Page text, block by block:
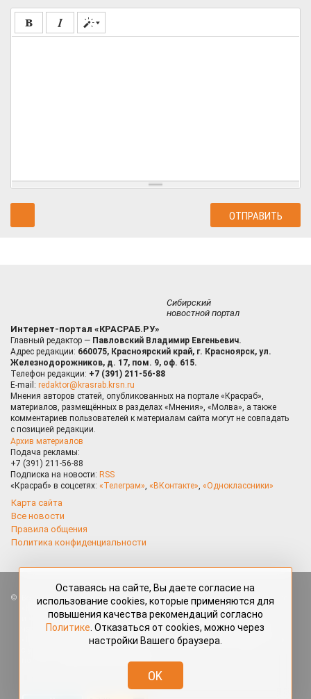
Сибирский
новостной портал
Интернет-портал «КРАСРАБ.РУ»
Главный редактор — Павловский Владимир Евгеньевич.
Адрес редакции: 660075, Красноярский край, г. Красноярск, ул.
Железнодорожников, д. 17, пом. 9, оф. 615.
Телефон редакции: +7 (391) 211-56-88
E-mail: redaktor@krasrab.krsn.ru
Мнения авторов статей, опубликованных на портале «Красраб»,
материалов, размещённых в разделах «Мнения», «Молва», а также
комментариев пользователей к материалам сайта могут не совпадать
с позицией редакции.
Архив материалов
Подача рекламы:
+7 (391) 211-56-88
Подписка на новости: RSS
«Красраб» в соцсетях: «Телеграм», «ВКонтакте», «Одноклассники»
Карта сайта
Все новости
Правила общения
Политика конфиденциальности
Все права защищены. Любые материалы, размещённые на портале
«Красраб.ру» сотрудниками редакции, нештатными авторами
и читателями, являются объектами авторского права. Полное или
частичное использование материалов, размещённых на портале
«Красраб.ру», допускается только с письменного согласия редакции
redaktor@krasrab.krsn.ru.
Оставаясь на сайте, Вы даете согласие на
использование cookies, которые применяются для
повышения качества рекомендаций согласно
Политике . Отказаться от cookies, можно через
настройки Вашего браузера.
OK